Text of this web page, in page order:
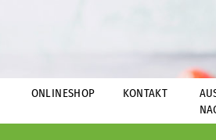
ONLINESHOP KONTAKT